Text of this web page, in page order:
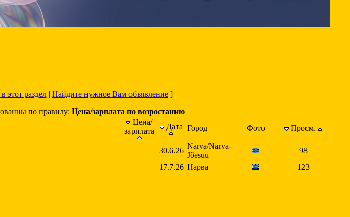
этот раздел| Найдите нужное Вам объявление]
по правилу: Цена/зарплата по возростанию
Цена/
зарплата
Дата Город Фото Просм.
30.6.26
Narva/Narva-
Jõesuu
98
17.7.26 Нарва 123